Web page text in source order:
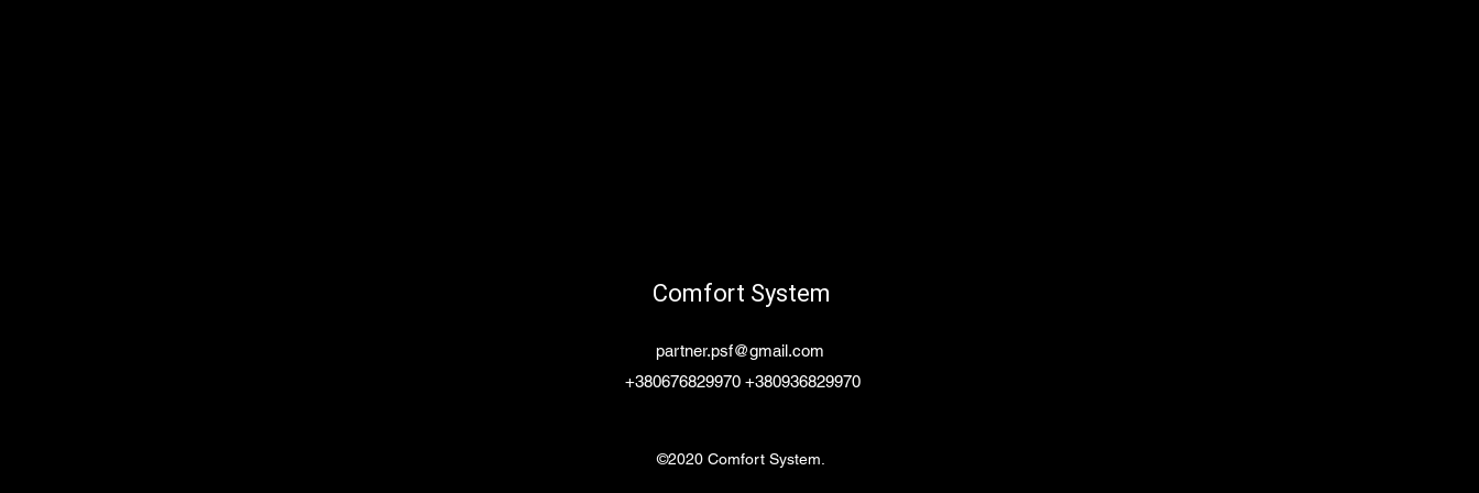
Comfort System
partner.psf@gmail.com
+380676829970 +380936829970
©2020 Comfort System.